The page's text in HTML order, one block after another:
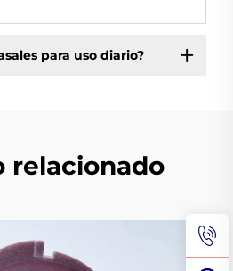
para uso diario?
relacionado